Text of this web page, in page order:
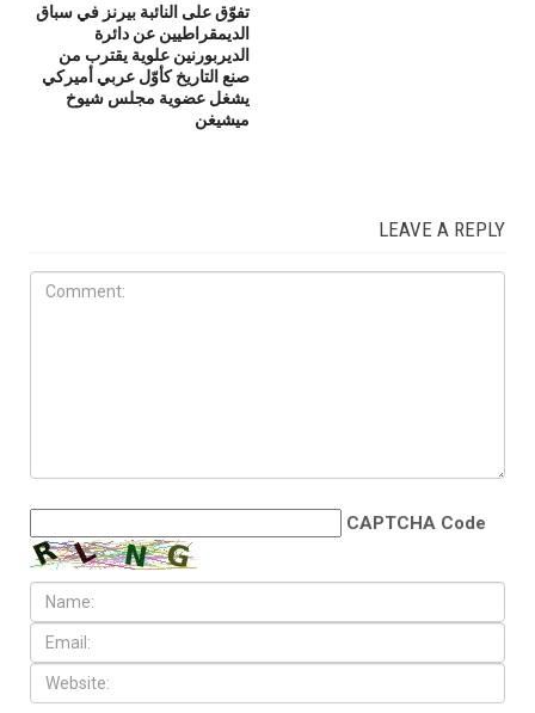
تفوّق على النائبة بيرنز في سباق
الديمقراطيين عن دائرة
الديربورنين علوية يقترب من
صنع التاريخ كأوّل عربي أميركي
يشغل عضوية مجلس شيوخ
ميشيغن
LEAVE A REPLY
CAPTCHA Code